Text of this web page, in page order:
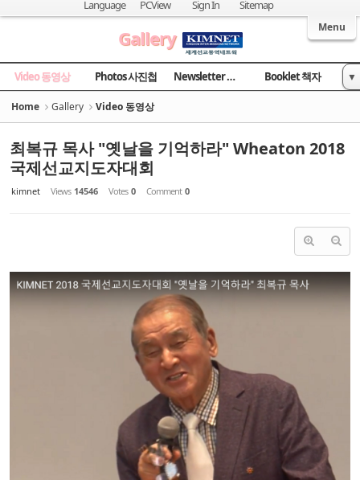
Welcome to Kingdom Inter-Missions Network
Language PCView Sign In Sitemap
Menu
Gallery
Video 동영상 Photos 사진첩 Newsletter 소식지 Booklet 책자
News 국민일보
▼
Home Gallery Video 동영상
최복규 목사 "옛날을 기억하라" Wheaton 2018
국제선교지도자대회
kimnet Views 14546 Votes 0 Comment 0